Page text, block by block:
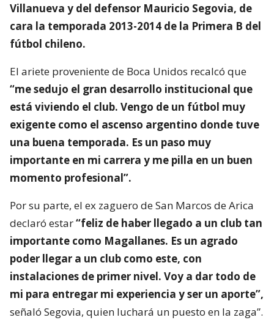
Villanueva y del defensor Mauricio Segovia, de
cara la temporada 2013-2014 de la Primera B del
fútbol chileno.
El ariete proveniente de Boca Unidos recalcó que
“me sedujo el gran desarrollo institucional que
está viviendo el club. Vengo de un fútbol muy
exigente como el ascenso argentino donde tuve
una buena temporada. Es un paso muy
importante en mi carrera y me pilla en un buen
momento profesional”.
Por su parte, el ex zaguero de San Marcos de Arica
declaró estar“feliz de haber llegado a un club tan
importante como Magallanes. Es un agrado
poder llegar a un club como este, con
instalaciones de primer nivel. Voy a dar todo de
mi para entregar mi experiencia y ser un aporte”,
señaló Segovia, quien luchará un puesto en la zaga”.